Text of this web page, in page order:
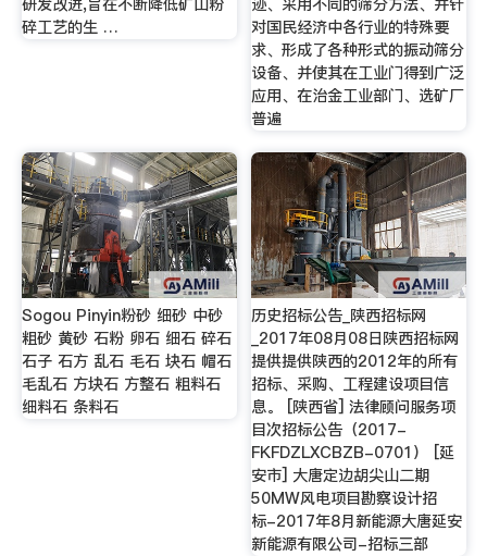
研发改进,旨在不断降低矿山粉
碎工艺的生 …
迹、采用不同的筛分方法、并针
对国民经济中各行业的特殊要
求、形成了各种形式的振动筛分
设备、并使其在工业门得到广泛
应用、在治金工业部门、选矿厂
普遍
Sogou Pinyin粉砂 细砂 中砂
粗砂 黄砂 石粉 卵石 细石 碎石
石子 石方 乱石 毛石 块石 帽石
毛乱石 方块石 方整石 粗料石
细料石 条料石
历史招标公告_陕西招标网
_2017年08月08日陕西招标网
提供提供陕西的2012年的所有
招标、采购、工程建设项目信
息。 [陕西省] 法律顾问服务项
目次招标公告（2017-
FKFDZLXCBZB-0701） [延
安市] 大唐定边胡尖山二期
50MW风电项目勘察设计招
标-2017年8月新能源大唐延安
新能源有限公司-招标三部